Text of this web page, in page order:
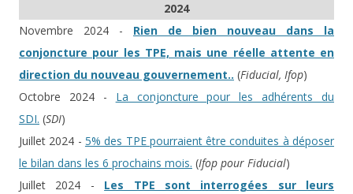
2024
Novembre 2024 - Rien de bien nouveau dans la
conjoncture pour les TPE, mais une réelle attente en
direction du nouveau gouvernement.. (Fiducial, Ifop)
Octobre 2024 - La conjoncture pour les adhérents du
SDI. (SDI)
Juillet 2024 - 5% des TPE pourraient être conduites à déposer
le bilan dans les 6 prochains mois. (Ifop pour Fiducial)
Juillet 2024 - Les TPE sont interrogées sur leurs